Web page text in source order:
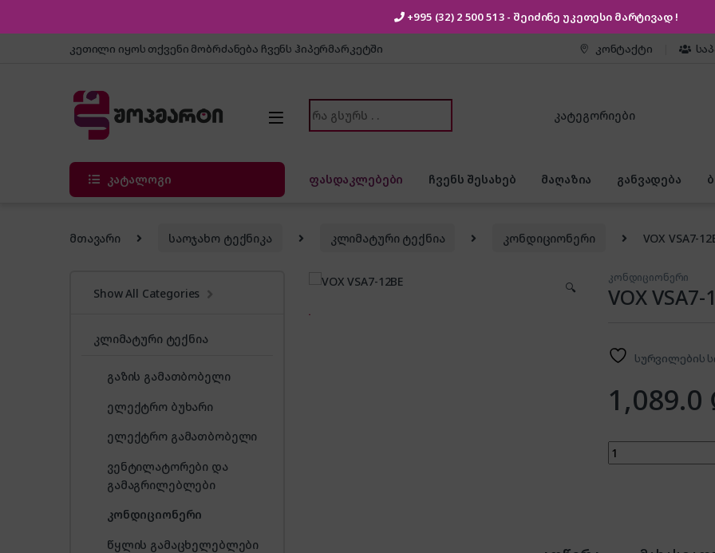
+995 (32) 2 500 513 - შეიძინე უკეთესი მარტივად !
კეთილი იყოს თქვენი მობრძანება ჩვენს ჰიპერმარკეტში კონტაქტი
Search for:
კატალოგი ფასდაკლებები ჩვენს შესახებ მაღაზია განვადება
მთავარი საოჯახო ტექნიკა კლიმატური ტექნია კონდიციონერი VOX VSA7-
🔍
კონდიციონერი
VOX VSA7-
სურვილების
1,089.0
VOX VSA7-12BE
Show All Categories
კლიმატური ტექნია
გაზის გამათბობელი
ელექტრო ბუხარი
ელექტრო გამათბობელი
ვენტილატორები და
გამაგრილებლები
კონდიციონერი
წყლის გამაცხელებლები